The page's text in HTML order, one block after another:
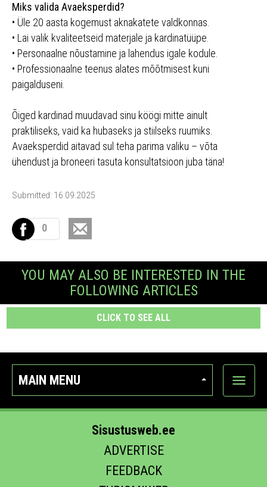
Miks valida Avaeksperdid?
• Üle 20 aasta kogemust aknakatete valdkonnas.
• Lai valik kvaliteetseid materjale ja kardinatüüpe.
• Personaalne nõustamine ja lahendus igale kodule.
• Professionaalne teenus alates mõõtmisest kuni
paigalduseni.
Õiged kardinad muudavad sinu köögi mitte ainult
praktiliseks, vaid ka hubaseks ja stiilseks ruumiks.
Avaeksperdid aitavad sul teha parima valiku – võta
ühendust ja broneeri tasuta konsultatsioon juba täna!
Submitted: 16.09.2025
0
YOU MAY ALSO BE INTERESTED IN THE
FOLLOWING ARTICLES
CLICK TO SEE ALL
MAIN MENU
Show
Sisustusweb.ee
ADVERTISE
FEEDBACK